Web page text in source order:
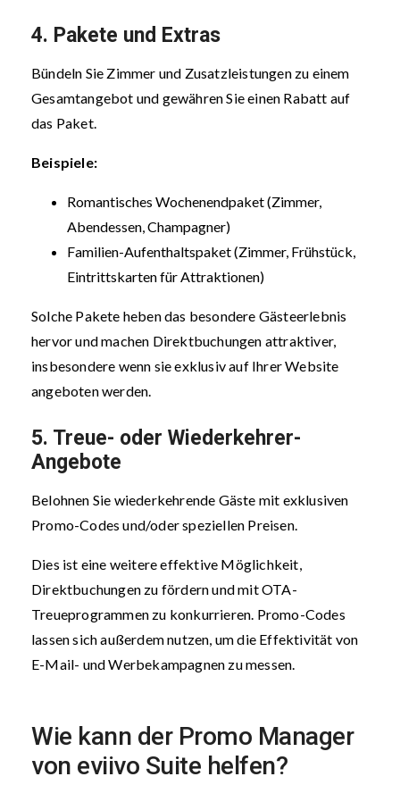
4. Pakete und Extras
Bündeln Sie Zimmer und Zusatzleistungen zu einem
Gesamtangebot und gewähren Sie einen Rabatt auf
das Paket.
Beispiele:
Romantisches Wochenendpaket (Zimmer,
Abendessen, Champagner)
Familien-Aufenthaltspaket (Zimmer, Frühstück,
Eintrittskarten für Attraktionen)
Solche Pakete heben das besondere Gästeerlebnis
hervor und machen Direktbuchungen attraktiver,
insbesondere wenn sie exklusiv auf Ihrer Website
angeboten werden.
5. Treue- oder Wiederkehrer-
Angebote
Belohnen Sie wiederkehrende Gäste mit exklusiven
Promo-Codes und/oder speziellen Preisen.
Dies ist eine weitere effektive Möglichkeit,
Direktbuchungen zu fördern und mit OTA-
Treueprogrammen zu konkurrieren. Promo-Codes
lassen sich außerdem nutzen, um die Effektivität von
E-Mail- und Werbekampagnen zu messen.
Wie kann der Promo Manager
von eviivo Suite helfen?